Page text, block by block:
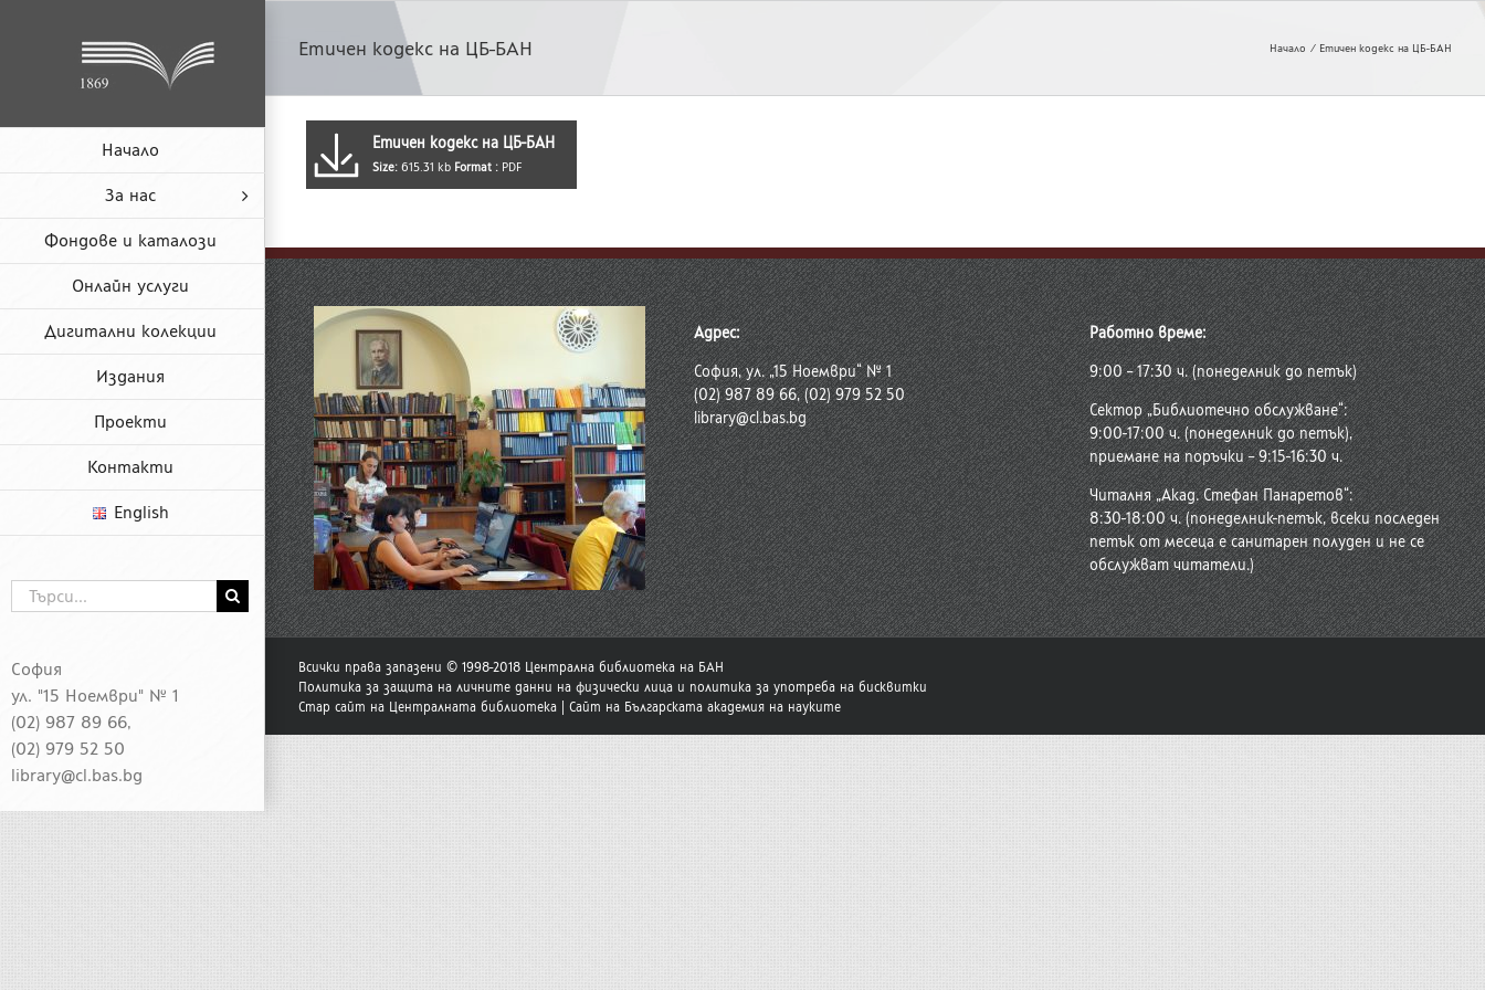
Начало
За нас
Фондове и каталози
Онлайн услуги
Дигитални колекции
Издания
Проекти
Контакти
English
София
ул. "15 Ноември" № 1
(02) 987 89 66,
(02) 979 52 50
library@cl.bas.bg
Търсене
...
Етичен кодекс на ЦБ-БАН Начало Етичен кодекс на ЦБ-БАН
Етичен кодекс на ЦБ-БАН
Size: 615.31 kb Format : PDF
Адрес:
София, ул. „15 Ноември“ № 1
(02) 987 89 66, (02) 979 52 50
library@cl.bas.bg
Работно време:
9:00 – 17:30 ч. (понеделник до петък)
Сектор „Библиотечно обслужване“:
9:00-17:00 ч. (понеделник до петък),
приемане на поръчки – 9:15-16:30 ч.
Читалня „Акад. Стефан Панаретов“:
8:30-18:00 ч. (понеделник-петък, всеки последен
петък от месеца е санитарен полуден и не се
обслужват читатели.)
Всички права запазени © 1998-2018 Централна библиотека на БАН
Политика за защита на личните данни на физически лица и политика за употреба на бисквитки
Стар сайт на Централната библиотека
Сайт на Българската академия на науките